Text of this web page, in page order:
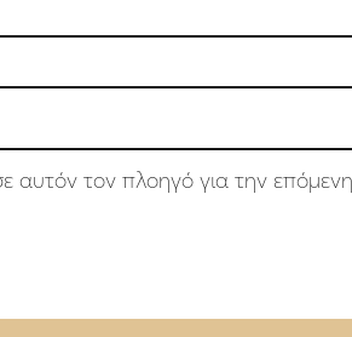
αυτόν τον πλοηγό για την